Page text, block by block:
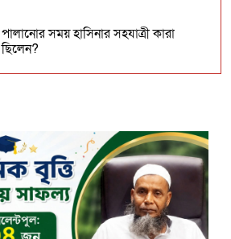
পালানোর সময় হাসিনার সহযাত্রী কারা
ছিলেন?
ঢাকেশ্বরী মন্দিরে সমলিঙ্গের বিয়ের অভিযোগ:
ব্যবস্থার দাবিতে ১২৩০ নাগরিকের বিবৃতি
কুবির ইংরেজি বিভাগের সন্ধ্যাকালীন
মাস্টার্সের ১৮তম ব্যাচকে বিদায় সংবর্ধনা